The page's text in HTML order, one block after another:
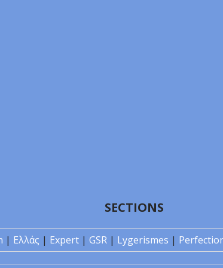
SECTIONS
| Ελλάς | Expert | GSR | Lygerismes |